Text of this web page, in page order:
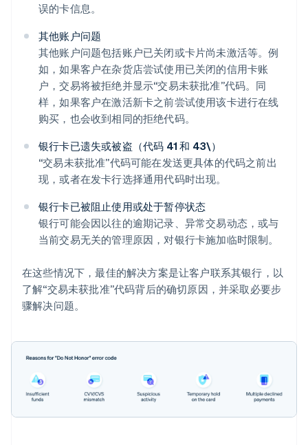
误的卡信息。
其他账户问题
其他账户问题包括账户已关闭或卡片尚未激活等。例
如，如果客户在杂货店尝试使用已关闭的信用卡账
户，交易将被拒绝并显示“交易未获批准”代码。同
样，如果客户在激活新卡之前尝试使用该卡进行在线
购买，也会收到相同的拒绝代码。
银行卡已遗失或被盗（代码 41 和 43\）
“交易未获批准”代码可能在发送更具体的代码之前出
现，或者在发卡行选择通用代码时出现。
银行卡已被阻止使用或处于暂停状态
银行可能会因以往的逾期记录、异常交易动态，或与
当前交易无关的管理原因，对银行卡施加临时限制。
在这些情况下，最佳的解决方案是让客户联系其银行，以
了解“交易未获批准”代码背后的确切原因，并采取必要步
骤解决问题。